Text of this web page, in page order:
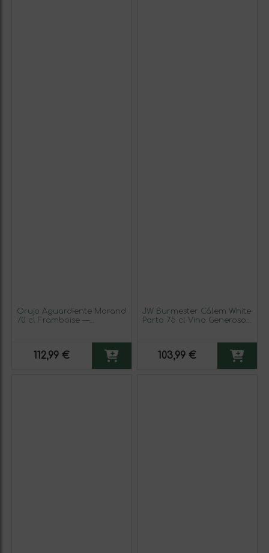
Orujo Aguardiente Morand
70 cl Framboise —
112,99 €
JW Burmester Cálem White
Porto 75 cl Vino Generoso
103,99 €